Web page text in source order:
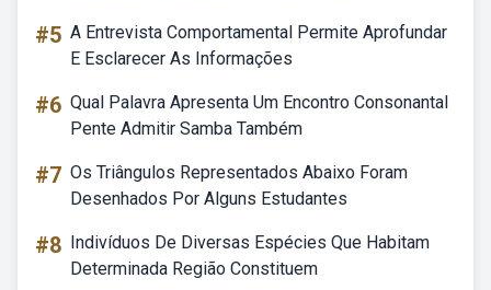
#5 A Entrevista Comportamental Permite Aprofundar
E Esclarecer As Informações
#6 Qual Palavra Apresenta Um Encontro Consonantal
Pente Admitir Samba Também
#7 Os Triângulos Representados Abaixo Foram
Desenhados Por Alguns Estudantes
#8 Indivíduos De Diversas Espécies Que Habitam
Determinada Região Constituem